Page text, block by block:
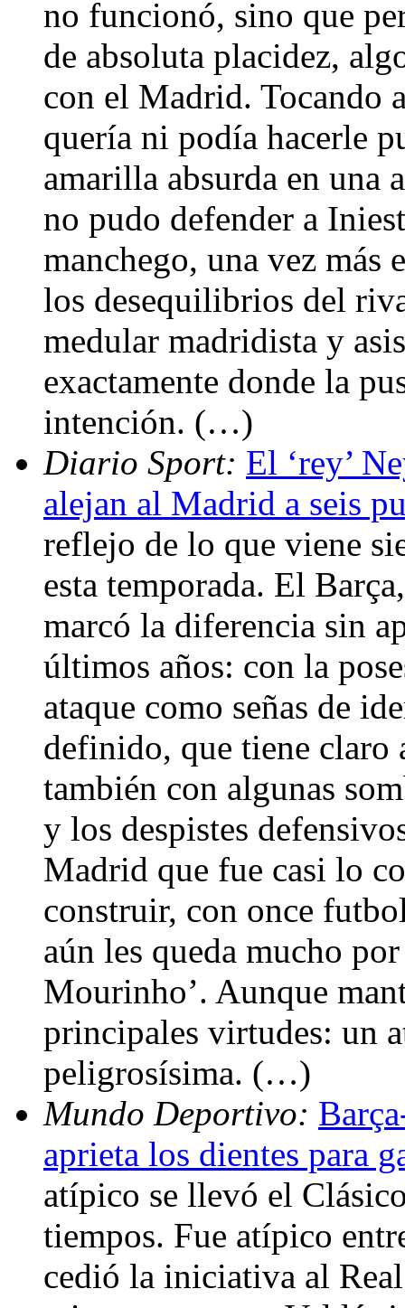
no funcionó, sino que
de absoluta placidez,
con el Madrid. Tocando
quería ni podía hacerle
amarilla absurda en una
no pudo defender a
manchego, una vez más
los desequilibrios del
medular madridista y
exactamente donde la
intención. (…)
Diario Sport: El ‘rey’
alejan al Madrid a seis
reflejo de lo que viene
esta temporada. El
marcó la diferencia sin
últimos años: con la
ataque como señas de
definido, que tiene
también con algunas
y los despistes
Madrid que fue casi lo
construir, con once
aún les queda mucho
Mourinho’. Aunque
principales virtudes: un
peligrosísima. (…)
Mundo Deportivo:
aprieta los dientes para
atípico se llevó el
tiempos. Fue atípico
cedió la iniciativa al